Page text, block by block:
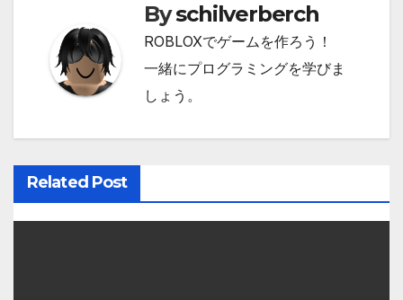
ビ
ゲ
ョ
ン
Byschilverberch
ROBLOXでゲームを作ろう！
一緒にプログラミングを学びま
しょう。
Related Post